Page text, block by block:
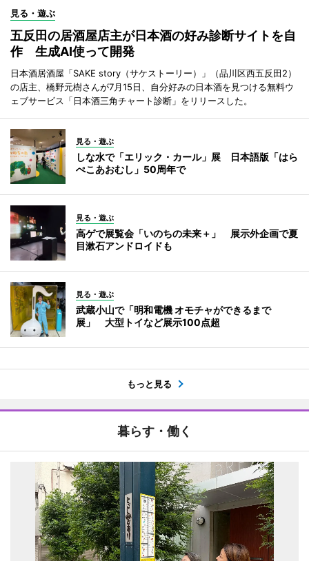
見る・遊ぶ
五反田の居酒屋店主が日本酒の好み診断サイトを自
作 生成AI使って開発
日本酒居酒屋「SAKE story（サケストーリー）」（品川区西五反田2）
の店主、橋野元樹さんが7月15日、自分好みの日本酒を見つける無料ウ
ェブサービス「日本酒三角チャート診断」をリリースした。
見る・遊ぶ
しな水で「エリック・カール」展 日本語版「はら
ぺこあおむし」50周年で
見る・遊ぶ
高ゲで展覧会「いのちの未来＋」 展示外企画で夏
目漱石アンドロイドも
見る・遊ぶ
武蔵小山で「明和電機 オモチャができるまで
展」 大型トイなど展示100点超
もっと見る
暮らす・働く